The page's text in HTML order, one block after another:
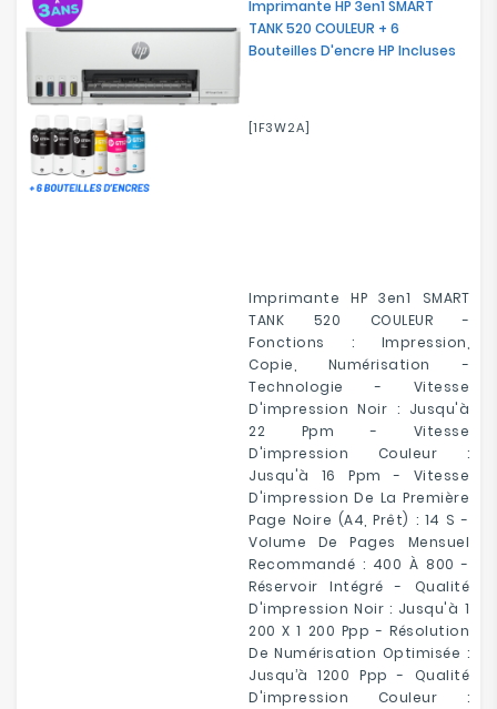
Imprimante HP 3en1 SMART
TANK 520 COULEUR + 6
Bouteilles D'encre HP Incluses
[1F3W2A]
Imprimante HP 3en1 SMART
TANK 520 COULEUR -
Fonctions : Impression,
Copie, Numérisation -
Technologie - Vitesse
D'impression Noir : Jusqu'à
22 Ppm - Vitesse
D'impression Couleur :
Jusqu'à 16 Ppm - Vitesse
D'impression De La Première
Page Noire (A4, Prêt) : 14 S -
Volume De Pages Mensuel
Recommandé : 400 À 800 -
Réservoir Intégré - Qualité
D'impression Noir : Jusqu'à 1
200 X 1 200 Ppp - Résolution
De Numérisation Optimisée :
Jusqu’à 1200 Ppp - Qualité
D'impression Couleur :